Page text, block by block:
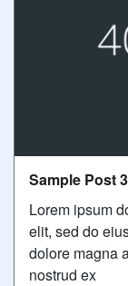
Sample Post 3
Lorem ipsum
elit, sed do
dolore magna
nostrud ex